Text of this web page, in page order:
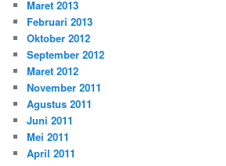
Maret 2013
Februari 2013
Oktober 2012
September 2012
Maret 2012
November 2011
Agustus 2011
Juni 2011
Mei 2011
April 2011